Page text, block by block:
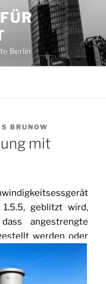
Berlin
BRUNOW
mit
1.5.5, geblitzt wird,
angestrengte
werden oder